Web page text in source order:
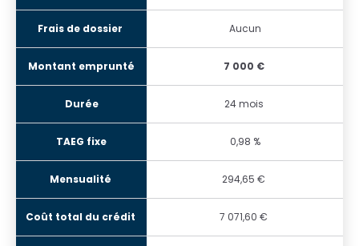
Aucun
7 000 €
24 mois
0,98 %
294,65 €
7 071,60 €